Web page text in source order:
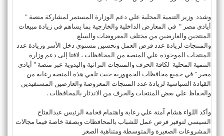
وشدد وزير التنمية المحلية علي دعم الوزارة المستمر لمشاركة منصة "
أيادي مصر " في المعارض الداخلية والخارجية بما يساهم في زيادة مبيعات
المنتجين والعارضين من مختلف المعروضات والسلع
والمنتجات لزيادة عدد فرص العمل وتحسين مستوي دخل الأسر وزيادة عدد
المنتجات الموجودة علي المنصة من المحافظات ، لافتا إلى دعم وزارة
التنمية المحلية لكافة الحرف والمنتجات التراثية واليدوية عبر منصة " أيادي
مصر " في جميع محافظات الجمهورية حيث تلقي هذه المنصة رعاية من
القيادة السياسية لزيادة عدد المنتجات المعروضة والعارضين المستفيدين
والحفاظ علي بعض المنتجات والحرف من الاندثار بالمحافظات .
وأكد اللواء هشام آمنة علي رعاية واهتمام فخامة الرئيس عبدالفتاح
السيسي لتوفير فرص عمل للشباب بالمحافظات وبصفة خاصة فيما مجالات
المشروعات الصغيرة والمتوسطة ومتناهية الصغر